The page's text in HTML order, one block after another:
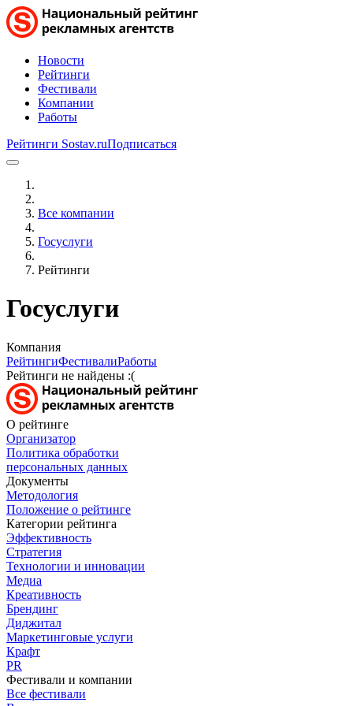
Новости
Рейтинги
Фестивали
Компании
Работы
Рейтинги Sostav.ruПодписаться
Все компании
Госуслуги
Рейтинги
Госуслуги
Компания
РейтингиФестивалиРаботы
Рейтинги не найдены :(
О рейтинге
Организатор
Политика обработки
персональных данных
Документы
Методология
Положение о рейтинге
Категории рейтинга
Эффективность
Стратегия
Технологии и инновации
Медиа
Креативность
Брендинг
Диджитал
Маркетинговые услуги
Крафт
PR
Фестивали и компании
Все фестивали